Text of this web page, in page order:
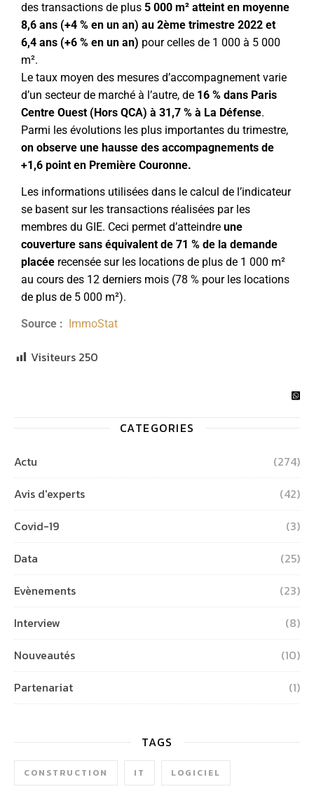
des transactions de plus 5 000 m² atteint en moyenne
8,6 ans (+4 % en un an) au 2ème trimestre 2022 et
6,4 ans (+6 % en un an) pour celles de 1 000 à 5 000
m².
Le taux moyen des mesures d’accompagnement varie
d’un secteur de marché à l’autre, de 16 % dans Paris
Centre Ouest (Hors QCA) à 31,7 % à La Défense.
Parmi les évolutions les plus importantes du trimestre,
on observe une hausse des accompagnements de
+1,6 point en Première Couronne.
Les informations utilisées dans le calcul de l’indicateur
se basent sur les transactions réalisées par les
membres du GIE. Ceci permet d’atteindre une
couverture sans équivalent de 71 % de la demande
placée recensée sur les locations de plus de 1 000 m²
au cours des 12 derniers mois (78 % pour les locations
de plus de 5 000 m²).
Source :
ImmoStat
Visiteurs 250
CATEGORIES
Actu
(274)
Avis d'experts
(42)
Covid-19
(3)
Data
(25)
Evènements
(23)
Interview
(8)
Nouveautés
(10)
Partenariat
(1)
TAGS
CONSTRUCTION IT LOGICIEL